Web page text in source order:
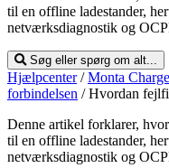
til en offline ladestander,
netværksdiagnostik og
Søg eller spørg om alt...
Hjælpcenter / Monta Charge
forbindelsen / Hvordan
Denne artikel forklarer,
til en offline ladestander,
netværksdiagnostik og